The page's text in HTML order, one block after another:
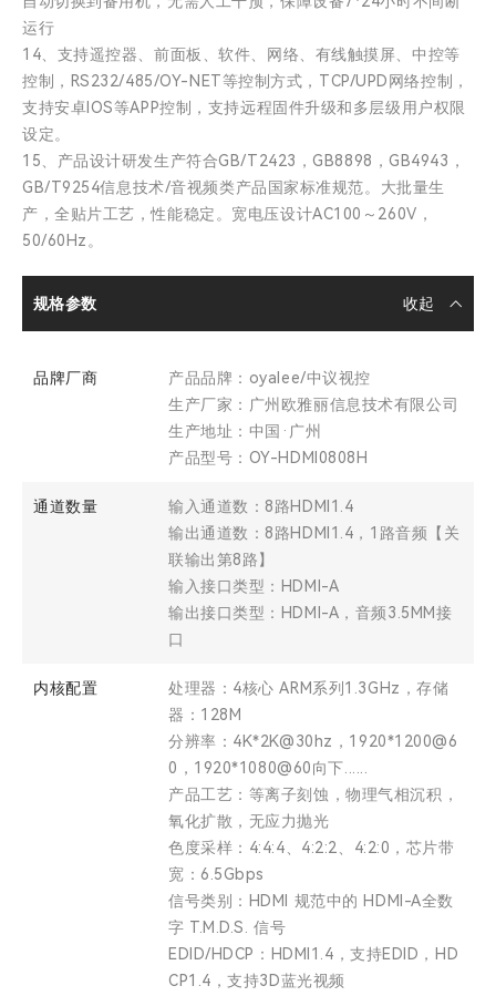
运行
14、支持遥控器、前面板、软件、网络、有线触摸屏、中控等
控制，RS232/485/OY-NET等控制方式，TCP/UPD网络控制，
支持安卓IOS等APP控制，支持远程固件升级和多层级用户权限
设定。
15、产品设计研发生产符合GB/T2423，GB8898，GB4943，
GB/T9254信息技术/音视频类产品国家标准规范。大批量生
产，全贴片工艺，性能稳定。宽电压设计AC100～260V，
50/60Hz。
规格参数
品牌厂商
产品品牌：oyalee/中议视控
生产厂家：广州欧雅丽信息技术有限公司
生产地址：中国·广州
产品型号：OY-HDMI0808H
通道数量
输入通道数：8路HDMI1.4
输出通道数：8路HDMI1.4，1路音频【关
联输出第8路】
输入接口类型：HDMI-A
输出接口类型：HDMI-A，音频3.5MM接
口
内核配置
处理器：4核心 ARM系列1.3GHz，存储
器：128M
分辨率：4K*2K@30hz，1920*1200@6
0，1920*1080@60向下......
产品工艺：等离子刻蚀，物理气相沉积，
氧化扩散，无应力抛光
色度采样：4:4:4、4:2:2、4:2:0，芯片带
宽：6.5Gbps
信号类别：HDMI 规范中的 HDMI-A全数
字 T.M.D.S. 信号
EDID/HDCP：HDMI1.4，支持EDID，HD
CP1.4，支持3D蓝光视频